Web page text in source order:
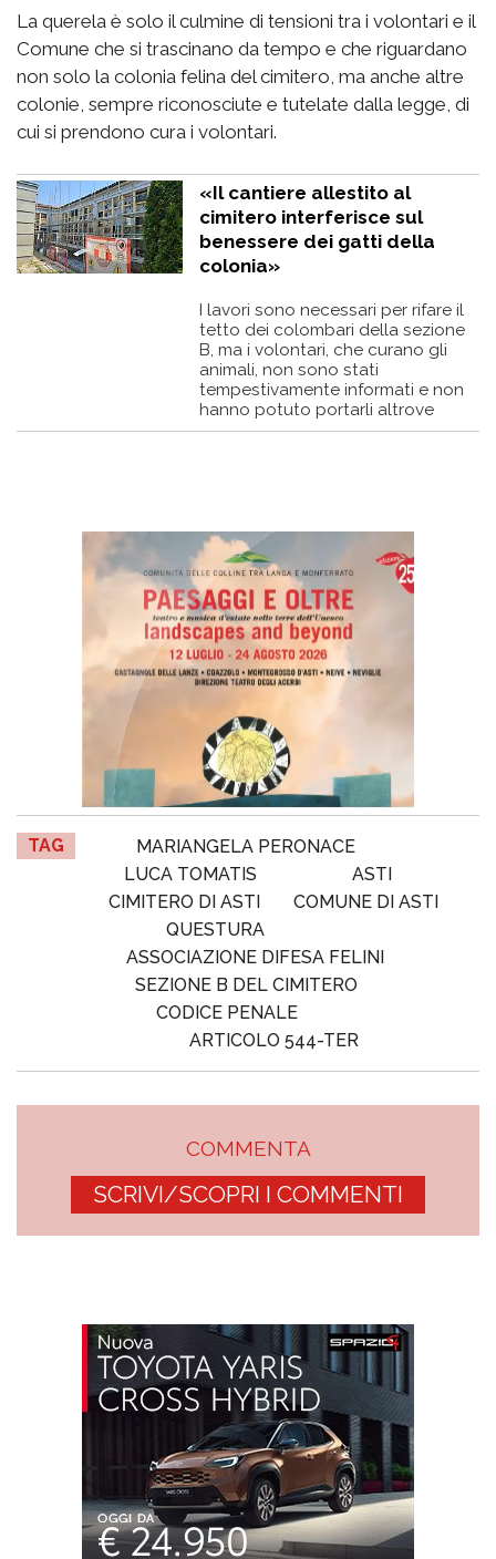
La querela è solo il culmine di tensioni tra i volontari e il
Comune che si trascinano da tempo e che riguardano
non solo la colonia felina del cimitero, ma anche altre
colonie, sempre riconosciute e tutelate dalla legge, di
cui si prendono cura i volontari.
«Il cantiere allestito al
cimitero interferisce sul
benessere dei gatti della
colonia»
I lavori sono necessari per rifare il
tetto dei colombari della sezione
B, ma i volontari, che curano gli
animali, non sono stati
tempestivamente informati e non
hanno potuto portarli altrove
TAG
MARIANGELA PERONACE
LUCA TOMATIS
ASTI
CIMITERO DI ASTI
COMUNE DI ASTI
QUESTURA
ASSOCIAZIONE DIFESA FELINI
SEZIONE B DEL CIMITERO
CODICE PENALE
ARTICOLO 544-TER
COMMENTA
SCRIVI/SCOPRI I COMMENTI